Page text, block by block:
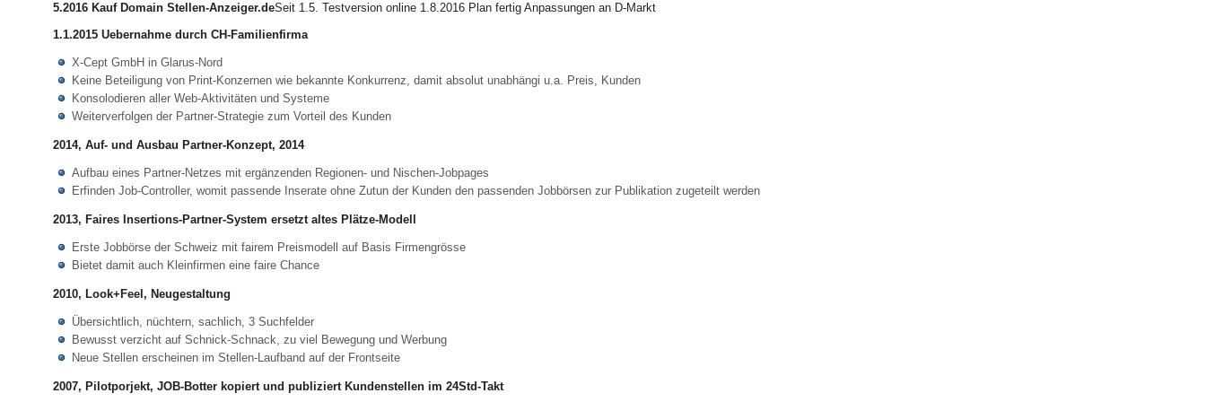
5.2016 Kauf Domain Stellen-Anzeiger.deSeit 1.5. Testversion online 1.8.2016 Plan fertig Anpassungen an D-Markt
1.1.2015 Uebernahme durch CH-Familienfirma
X-Cept GmbH in Glarus-Nord
Keine Beteiligung von Print-Konzernen wie bekannte Konkurrenz, damit absolut unabhängi u.a. Preis, Kunden
Konsolodieren aller Web-Aktivitäten und Systeme
Weiterverfolgen der Partner-Strategie zum Vorteil des Kunden
2014, Auf- und Ausbau Partner-Konzept, 2014
Aufbau eines Partner-Netzes mit ergänzenden Regionen- und Nischen-Jobpages
Erfinden Job-Controller, womit passende Inserate ohne Zutun der Kunden den passenden Jobbörsen zur Publikation zugeteilt werden
2013, Faires Insertions-Partner-System ersetzt altes Plätze-Modell
Erste Jobbörse der Schweiz mit fairem Preismodell auf Basis Firmengrösse
Bietet damit auch Kleinfirmen eine faire Chance
2010, Look+Feel, Neugestaltung
Übersichtlich, nüchtern, sachlich, 3 Suchfelder
Bewusst verzicht auf Schnick-Schnack, zu viel Bewegung und Werbung
Neue Stellen erscheinen im Stellen-Laufband auf der Frontseite
2007, Pilotporjekt, JOB-Botter kopiert und publiziert Kundenstellen im 24Std-Takt